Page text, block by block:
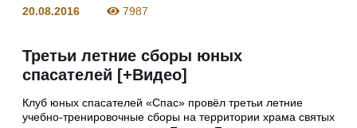
20.08.2016 7987
Третьи летние сборы юных
спасателей [+Видео]
Клуб юных спасателей «Спас» провёл третьи летние
учебно-тренировочные сборы на территории храма святых